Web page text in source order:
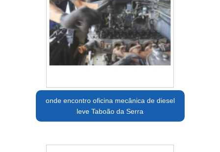
onde encontro oficina mecânica de diesel
leve Taboão da Serra